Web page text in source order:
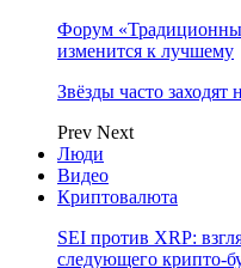
Форум
изменится к лучшему
Звёзды часто заходят
Prev Next
Люди
Видео
Криптовалюта
SEI против XRP:
следующего крипто-